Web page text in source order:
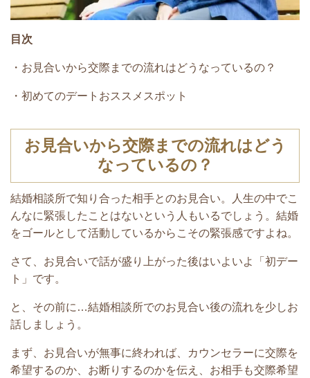
目次
・お見合いから交際までの流れはどうなっているの？
・初めてのデートおススメスポット
お見合いから交際までの流れはどう
なっているの？
結婚相談所で知り合った相手とのお見合い。人生の中でこ
んなに緊張したことはないという人もいるでしょう。結婚
をゴールとして活動しているからこその緊張感ですよね。
さて、お見合いで話が盛り上がった後はいよいよ「初デー
ト」です。
と、その前に…結婚相談所でのお見合い後の流れを少しお
話しましょう。
まず、お見合いが無事に終われば、カウンセラーに交際を
希望するのか、お断りするのかを伝え、お相手も交際希望